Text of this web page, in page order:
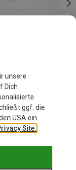
unsere
Dich
ggf. die
USA ein.
Site.